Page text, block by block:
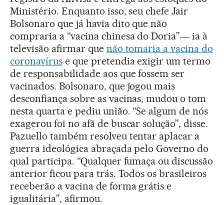
Ministério. Enquanto isso, seu chefe Jair
Bolsonaro que já havia dito que não
compraria a “vacina chinesa do Doria”― ia à
televisão afirmar que não tomaria a vacina do
coronavíruse que pretendia exigir um termo
de responsabilidade aos que fossem ser
vacinados. Bolsonaro, que jogou mais
desconfiança sobre as vacinas, mudou o tom
nesta quarta e pediu união. “Se algum de nós
exagerou foi no afã de buscar solução”, disse.
Pazuello também resolveu tentar aplacar a
guerra ideológica abraçada pelo Governo do
qual participa. “Qualquer fumaça ou discussão
anterior ficou para trás. Todos os brasileiros
receberão a vacina de forma grátis e
igualitária”, afirmou.